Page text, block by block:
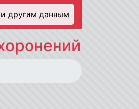
другим данным